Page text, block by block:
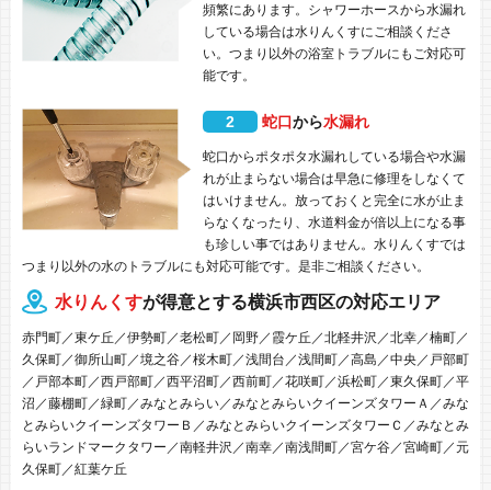
頻繁にあります。シャワーホースから水漏れ
している場合は水りんくすにご相談くださ
い。つまり以外の浴室トラブルにもご対応可
能です。
2 蛇口から水漏れ
蛇口からポタポタ水漏れしている場合や水漏
れが止まらない場合は早急に修理をしなくて
はいけません。放っておくと完全に水が止ま
らなくなったり、水道料金が倍以上になる事
も珍しい事ではありません。水りんくすでは
つまり以外の水のトラブルにも対応可能です。是非ご相談ください。
水りんくすが得意とする横浜市西区の対応エリア
赤門町／東ケ丘／伊勢町／老松町／岡野／霞ケ丘／北軽井沢／北幸／楠町／
久保町／御所山町／境之谷／桜木町／浅間台／浅間町／高島／中央／戸部町
／戸部本町／西戸部町／西平沼町／西前町／花咲町／浜松町／東久保町／平
沼／藤棚町／緑町／みなとみらい／みなとみらいクイーンズタワーＡ／みな
とみらいクイーンズタワーＢ／みなとみらいクイーンズタワーＣ／みなとみ
らいランドマークタワー／南軽井沢／南幸／南浅間町／宮ケ谷／宮崎町／元
久保町／紅葉ケ丘